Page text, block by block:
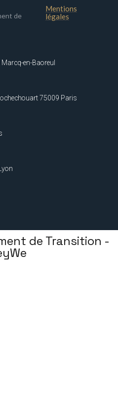
de
Mentions
légales
en-Baoreul
75009 Paris
de Transition -